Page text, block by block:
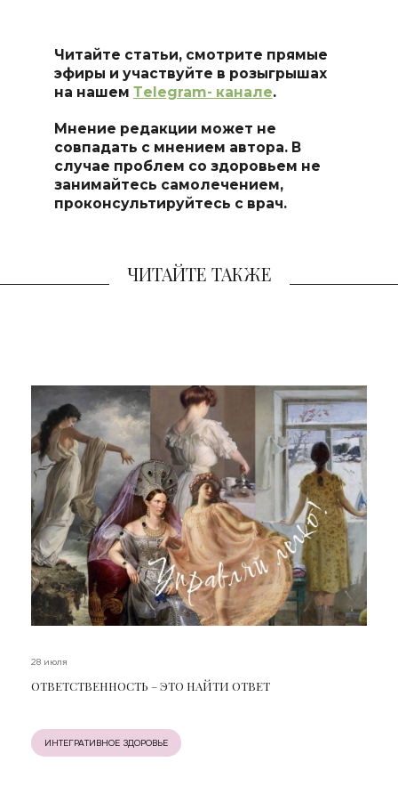
Читайте статьи, смотрите прямые
эфиры и участвуйте в розыгрышах
на нашем Тelegram- канале.
Мнение редакции может не
совпадать с мнением автора. В
случае проблем со здоровьем не
занимайтесь самолечением,
проконсультируйтесь с врач.
ЧИТАЙТЕ ТАКЖЕ
28 июля
ОТВЕТСТВЕННОСТЬ – ЭТО НАЙТИ ОТВЕТ
ИНТЕГРАТИВНОЕ ЗДОРОВЬЕ